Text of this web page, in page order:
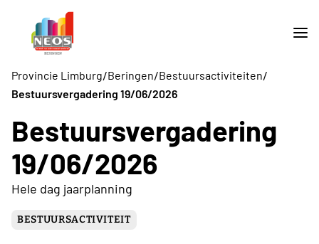
Provincie Limburg/Beringen/Bestuursactiviteiten/
Bestuursvergadering 19/06/2026
Bestuursvergadering
19/06/2026
Hele dag jaarplanning
BESTUURSACTIVITEIT